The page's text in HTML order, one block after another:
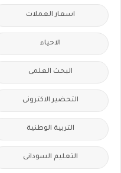
اسعار العملات
الاحياء
البحث العلمى
التحضير الاكترونى
التربية الوطنية
التعليم السودانى